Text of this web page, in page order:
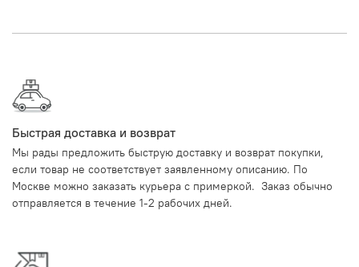
Быстрая доставка и возврат
Мы рады предложить быструю доставку и возврат покупки,
если товар не соответствует заявленному описанию. По
Москве можно заказать курьера с примеркой. Заказ обычно
отправляется в течение 1-2 рабочих дней.